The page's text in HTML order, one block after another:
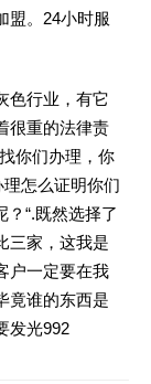
盟。24小时服
色行业，有它
很重的法律责
你们办理，你
理怎么证明你们
？“.既然选择了
三家，这我是
户一定要在我
竟谁的东西是
发光992